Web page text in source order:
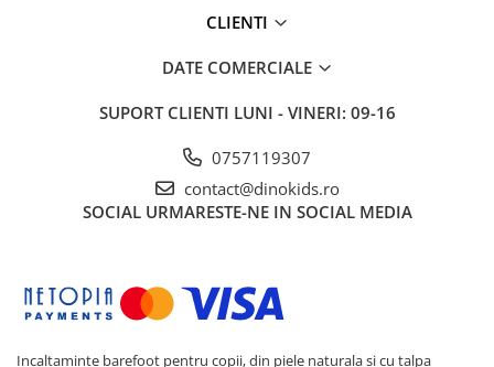
CLIENTI
DATE COMERCIALE
SUPORT CLIENTI LUNI - VINERI: 09-16
0757119307
contact@dinokids.ro
SOCIAL URMARESTE-NE IN SOCIAL MEDIA
Incaltaminte barefoot pentru copii, din piele naturala si cu talpa